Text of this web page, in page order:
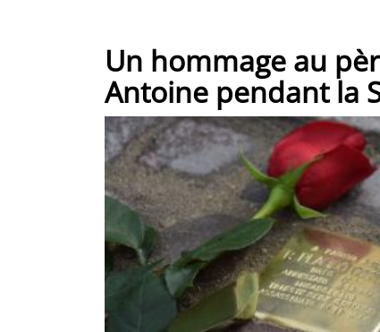
Un hommage au
Antoine pendant la